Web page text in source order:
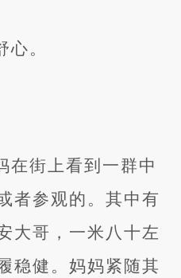
。
街上看到一群中
者参观的。其中有
大哥，一米八十左
稳健。妈妈紧随其